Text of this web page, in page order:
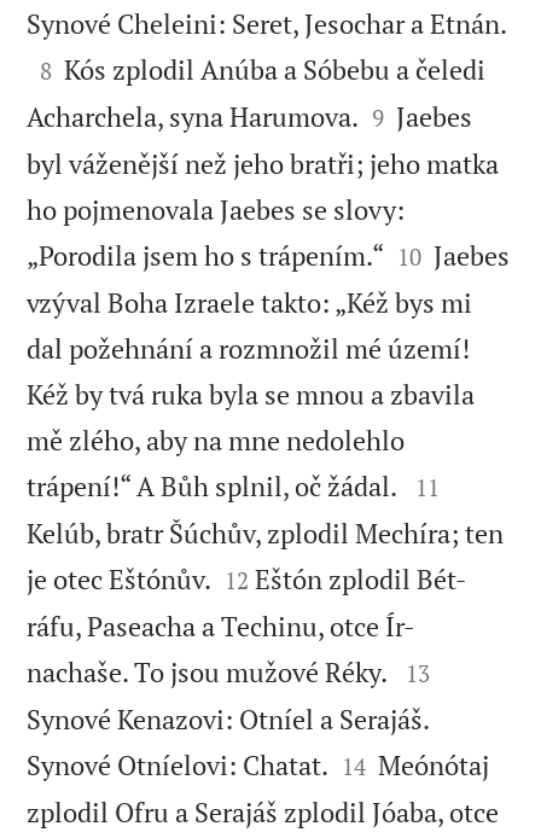
Synové Cheleini: Seret, Jesochar a Etnán.

8 Kós zplodil Anúba a Sóbebu a čeledi
Acharchela, syna Harumova. 

9 Jaebes
byl váženější než jeho bratři; jeho matka
ho pojmenovala Jaebes se slovy:
„Porodila jsem ho s trápením.“ 

10 Jaebes
vzýval Boha Izraele takto: „Kéž bys mi
dal požehnání a rozmnožil mé území!
Kéž by tvá ruka byla se mnou a zbavila
mě zlého, aby na mne nedolehlo
trápení!“ A Bůh splnil, oč žádal.


11
Kelúb, bratr Šúchův, zplodil Mechíra; ten
je otec Eštónův. 

12 Eštón zplodil Bét-
ráfu, Paseacha a Techinu, otce Ír-
nachaše. To jsou mužové Réky.


13
Synové Kenazovi: Otníel a Serajáš.
Synové Otníelovi: Chatat. 

14 Meónótaj
zplodil Ofru a Serajáš zplodil Jóaba, otce